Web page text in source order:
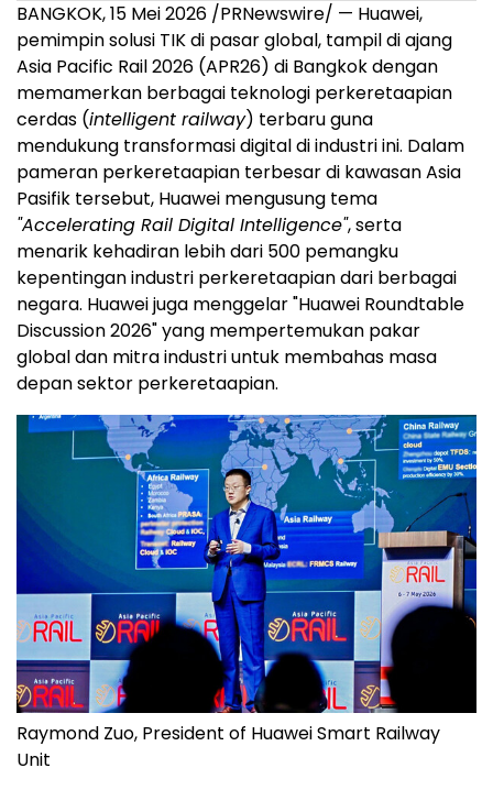
BANGKOK, 15 Mei 2026 /PRNewswire/ — Huawei,
pemimpin solusi TIK di pasar global, tampil di ajang
Asia Pacific Rail 2026 (APR26) di Bangkok dengan
memamerkan berbagai teknologi perkeretaapian
cerdas (intelligent railway) terbaru guna
mendukung transformasi digital di industri ini. Dalam
pameran perkeretaapian terbesar di kawasan Asia
Pasifik tersebut, Huawei mengusung tema
"Accelerating Rail Digital Intelligence", serta
menarik kehadiran lebih dari 500 pemangku
kepentingan industri perkeretaapian dari berbagai
negara. Huawei juga menggelar "Huawei Roundtable
Discussion 2026" yang mempertemukan pakar
global dan mitra industri untuk membahas masa
depan sektor perkeretaapian.
Raymond Zuo, President of Huawei Smart Railway
Unit